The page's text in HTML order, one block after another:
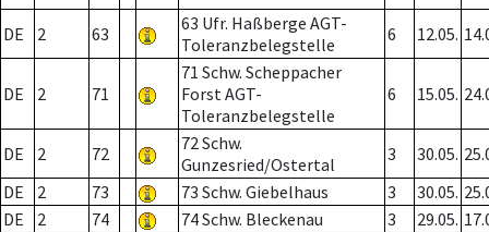
DE 2 63
63 Ufr. Haßberge AGT-
Toleranzbelegstelle
6 12.05.
DE 2 71
71 Schw. Scheppacher
Forst AGT-
Toleranzbelegstelle
6 15.05.
DE 2 72
72 Schw.
Gunzesried/Ostertal
3 30.05.
DE
2 73 73 Schw. Giebelhaus 3 30.05.
DE
2 74 74 Schw. Bleckenau 3 29.05.